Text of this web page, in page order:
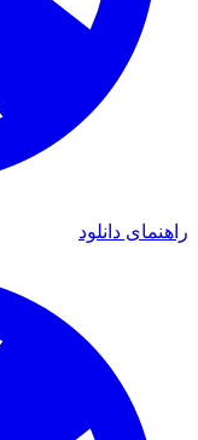
راهنمای دانلود